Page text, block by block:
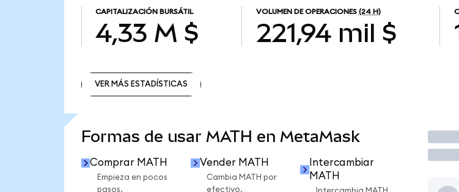
CAPITALIZACIÓN BURSÁTIL
4,33 M $
VOLUMEN DE OPERACIONES (24 H)
221,94 mil $
VER MÁS ESTADÍSTICAS
Formas de usar MATH en MetaMask
Comprar MATH
Empieza en pocos
pasos.
Vender MATH
Cambia MATH por
efectivo.
Intercambiar
MATH